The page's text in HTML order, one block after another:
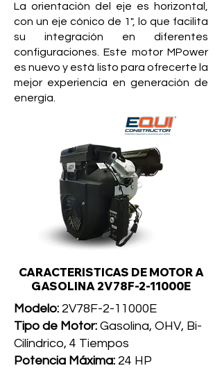
La orientación del eje es horizontal,
con un eje cónico de 1", lo que facilita
su integración en diferentes
configuraciones. Este motor MPower
es nuevo y está listo para ofrecerte la
mejor experiencia en generación de
energía.
CARACTERISTICAS DE MOTOR A
GASOLINA 2V78F-2-11000E
Modelo: 2V78F-2-11000E
Tipo de Motor: Gasolina, OHV, Bi-
Cilíndrico, 4 Tiempos
Potencia Máxima: 24 HP